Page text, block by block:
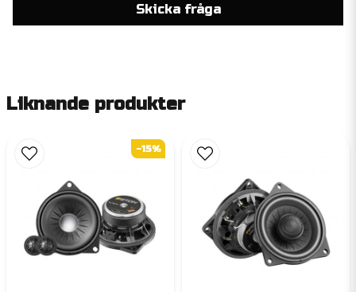
Skicka fråga
Liknande produkter
-15%